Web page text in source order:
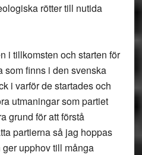
rötter till nutida
i tillkomsten och starten för
som finns i den svenska
i varför de startades och
utmaningar som partiet
grund för att förstå
partierna så jag hoppas
upphov till många